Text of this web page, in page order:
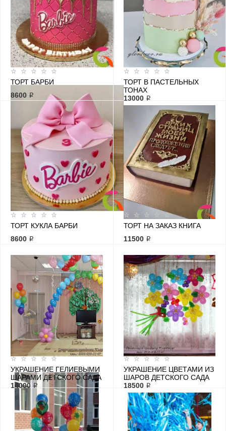
ТОРТ БАРБИ
8600 ₽
ТОРТ В ПАСТЕЛЬНЫХ
ТОНАХ
13000 ₽
ТОРТ КУКЛА БАРБИ
8600 ₽
ТОРТ НА ЗАКАЗ КНИГА
11500 ₽
УКРАШЕНИЕ ГЕЛИЕВЫМИ
ШАРАМИ ДЕТСКОГО САДА
14000 ₽
УКРАШЕНИЕ ЦВЕТАМИ ИЗ
ШАРОВ ДЕТСКОГО САДА
18500 ₽